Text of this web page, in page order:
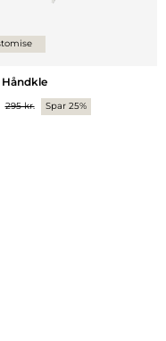
Håndkle
295 kr. Spar 25%